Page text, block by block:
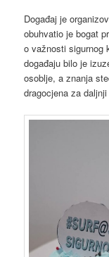
Događaj je
obuhvatio je bogat
o važnosti sigurnog
događaju bilo je
osoblje, a znanja
dragocjena za